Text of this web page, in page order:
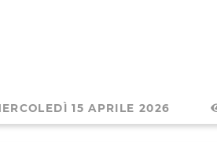
15 APRILE 2026